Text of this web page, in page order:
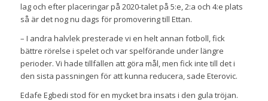
lag och efter placeringar på 2020-talet på 5:e, 2:a och 4:e plats
så är det nog nu dags för promovering till Ettan.
– I andra halvlek presterade vi en helt annan fotboll, fick
bättre rörelse i spelet och var spelförande under längre
perioder. Vi hade tillfällen att göra mål, men fick inte till det i
den sista passningen för att kunna reducera, sade Eterovic.
Edafe Egbedi stod för en mycket bra insats i den gula tröjan.